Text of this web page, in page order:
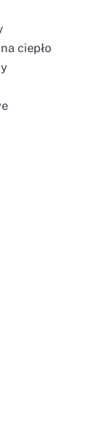
ciepło